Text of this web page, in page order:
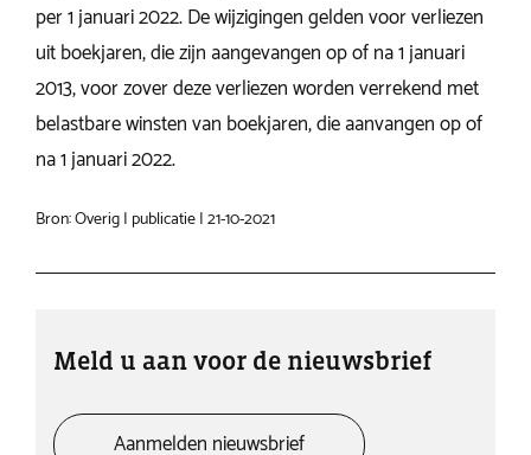
Meld u aan voor de nieuwsbrief
Aanmelden nieuwsbrief
per 1 januari 2022. De wijzigingen gelden voor verliezen
uit boekjaren, die zijn aangevangen op of na 1 januari
2013, voor zover deze verliezen worden verrekend met
belastbare winsten van boekjaren, die aanvangen op of
na 1 januari 2022.
Bron: Overig | publicatie | 21-10-2021